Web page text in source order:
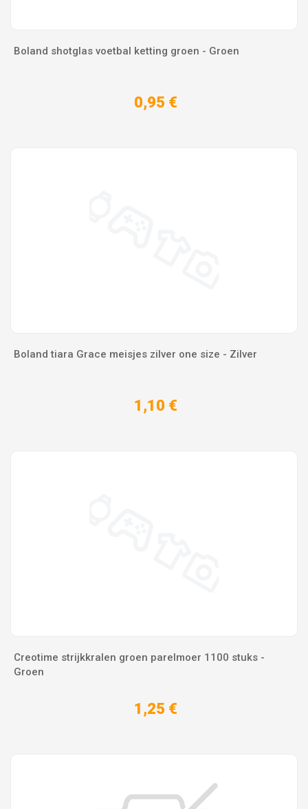
Boland shotglas voetbal ketting groen - Groen
0,95 €
Boland tiara Grace meisjes zilver one size - Zilver
1,10 €
Creotime strijkkralen groen parelmoer 1100 stuks -
Groen
1,25 €